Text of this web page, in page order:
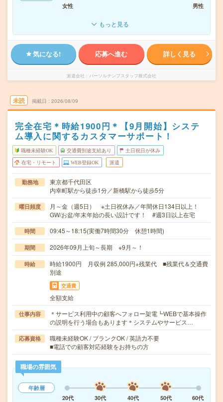
女性 男性
もっと見る
気になる! 応募へ進む 詳しく見る
派遣会社 パーソルテンプスタッフ株式会社
未読 掲載日 2026/08/09
完全在宅＊時給1900円＊【9月開始】システ
ム導入に関するカスタマーサポート！
職種未経験OK 交通費別途支給あり 土日祝日が休み
在宅・リモート WEB登録OK 派遣
勤務地
東京都千代田区
内幸町駅から徒歩1分／新橋駅から徒歩5分
曜日頻度
月～金（週5日） ※土日祝休み／年間休日134日以上！
GW/お盆/年末年始の長い設計です！ #週3日以上在宅
時間 09:45～18:15(実働7時間30分 休憩1時間)
期間 2026年09月上旬～長期 ※9月～！
時給
時給1900円 月収例 285,000円+残業代 ■残業代＆交通費
別途
交通費
全額支給
仕事内容
＊サービス利用中の顧客へフォロー架電┗WEBで基本操作
の説明を行う場合もあります＊システムやサービス…
応募資格
職種未経験OK / ブランクOK / 英語力不要
■電話での顧客対応経験をお持ちの方
職場の雰囲気
年齢層
20代
30代 40代 50代
60代